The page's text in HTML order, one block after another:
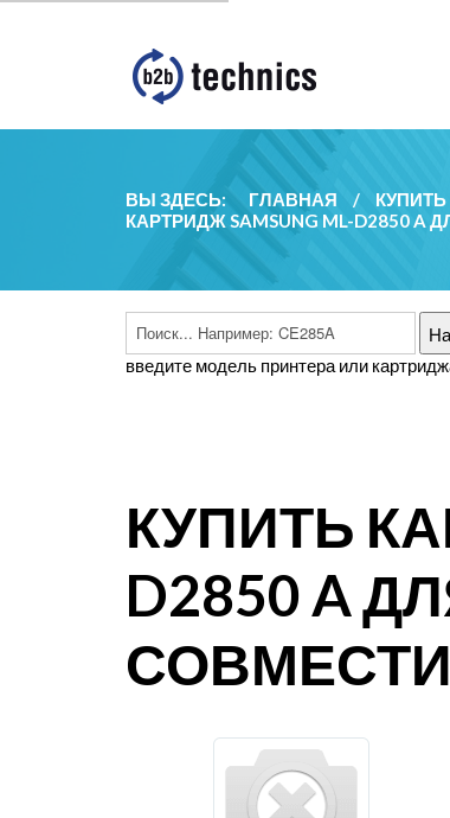
ВЫ ЗДЕСЬ: ГЛАВНАЯ /
КАРТРИДЖ SAMSUNG ML-D2850
введите модель принтера или
КУПИТЬ
D2850 A